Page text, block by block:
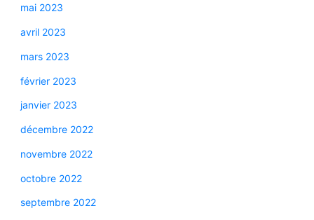
mai 2023
avril 2023
mars 2023
février 2023
janvier 2023
décembre 2022
novembre 2022
octobre 2022
septembre 2022